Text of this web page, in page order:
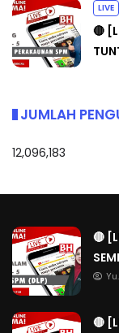
LIVE
🔴
JUMLAH
12,096,183
🔴
🔴